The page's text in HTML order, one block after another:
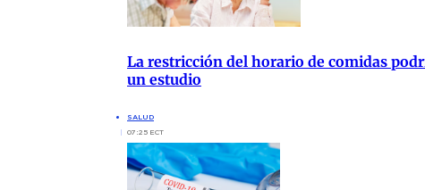
La restricción del horario de comidas
un estudio
SALUD
07:25 ECT